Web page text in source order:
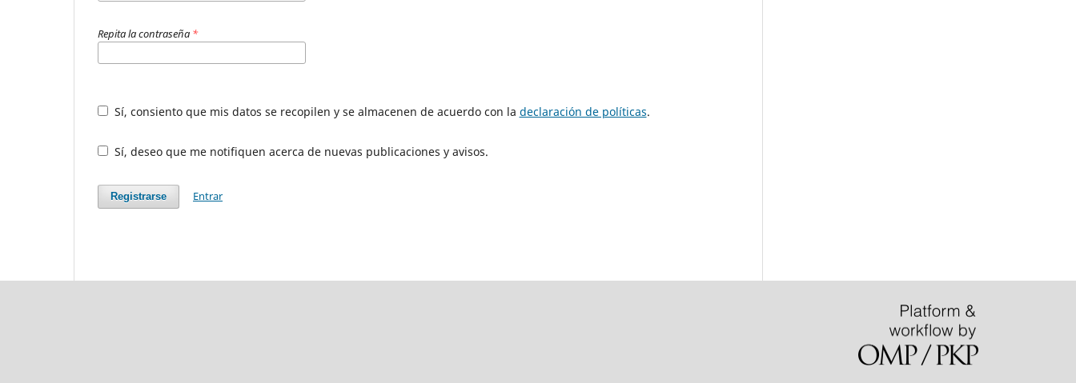
Repita la contraseña *
Sí, consiento que mis datos se recopilen y se almacenen de acuerdo con la declaración de políticas.
Sí, deseo que me notifiquen acerca de nuevas publicaciones y avisos.
Registrarse Entrar